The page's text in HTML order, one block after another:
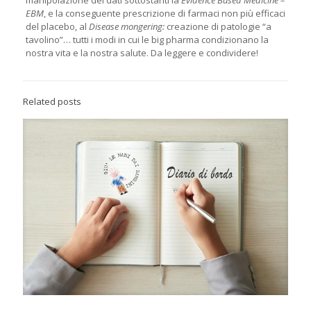
EBM, e la conseguente prescrizione di farmaci non più efficaci
del placebo, al Disease mongering: creazione di patologie “a
tavolino”… tutti i modi in cui le big pharma condizionano la
nostra vita e la nostra salute. Da leggere e condividere!
Related posts